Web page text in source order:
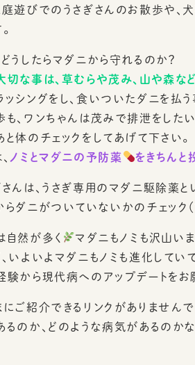
庭遊びでのうさぎさんのお散歩や、
どうしたらマダニから守れるのか？
切な事は、草むらや茂み、山や森な
ッシングをし、食いついたダニを払
も、ワンちゃんは茂みで排泄をした
と体のチェックをしてあげて下さい。
ノミとマダニの予防薬 をきちんと
さんは、うさぎ専用のマダニ駆除薬
らダニがついていないかのチェック
自然が多く
マダニもノミも沢山い
、いよいよマダニもノミも進化して
験から現代病へのアップデートをお
にご紹介できるリンクがありません
るのか、どのような病気があるのかな